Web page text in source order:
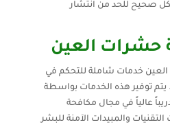
صحيح للحد من انتشار
حشرات العين
خدمات شاملة للتحكم في
يتم توفير هذه الخدمات بواسطة
عالياً في مجال مكافحة
والمبيدات الآمنة للبشر